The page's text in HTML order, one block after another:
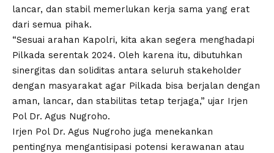
lancar, dan stabil memerlukan kerja sama yang erat
dari semua pihak.
“Sesuai arahan Kapolri, kita akan segera menghadapi
Pilkada serentak 2024. Oleh karena itu, dibutuhkan
sinergitas dan soliditas antara seluruh stakeholder
dengan masyarakat agar Pilkada bisa berjalan dengan
aman, lancar, dan stabilitas tetap terjaga,” ujar Irjen
Pol Dr. Agus Nugroho.
Irjen Pol Dr. Agus Nugroho juga menekankan
pentingnya mengantisipasi potensi kerawanan atau